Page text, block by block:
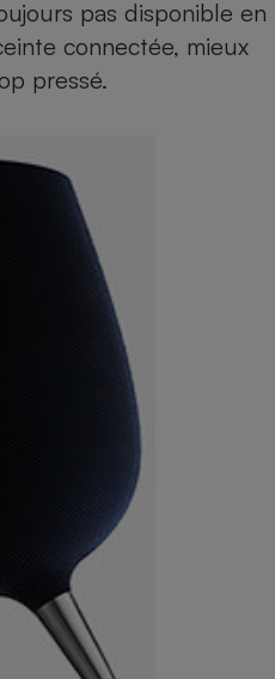
pas disponible en
connectée, mieux
pressé.